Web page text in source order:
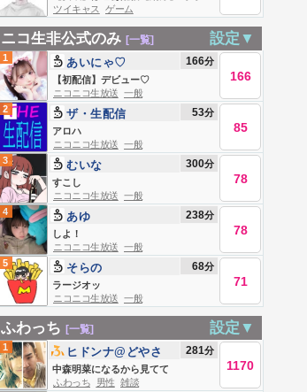
Live
ツイキャス ゲーム
ニコ生非公式のみ [一覧] 設定▼
1
【初配信】デビュー♡
あいにゃ♡ 166分
166
ニコニコ生放送 一般
2
アロハ
ザ・生配信 53分
85
ニコニコ生放送 一般
3
すこし
むいな 300分
78
ニコニコ生放送 一般
4
しよ！
あゆ 238分
78
ニコニコ生放送 一般
5
ラージオッ
そらの 68分
71
ニコニコ生放送 一般
ふわっち [一覧] 設定▼
1
中森明菜になるから見てて
ヒドンナ@どやさ 281分
1170
ふわっち 男性 雑談